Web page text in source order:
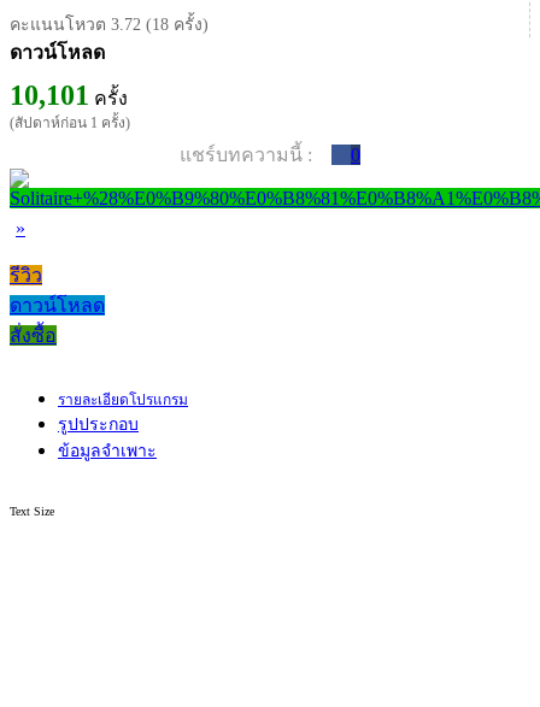
คะแนนโหวต 3.72 (18 ครั้ง)
ดาวน์โหลด
10,101 ครั้ง
(สัปดาห์ก่อน 1 ครั้ง)
แชร์บทความนี้ : 0
»
รีวิว
ดาวน์โหลด
สั่งซื้อ
รายละเอียดโปรแกรม
รูปประกอบ
ข้อมูลจำเพาะ
Text Size